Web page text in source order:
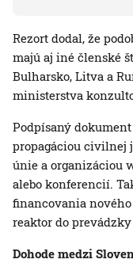
Rezort dodal, že
majú aj iné členské
Bulharsko, Litva a
ministerstva
Podpísaný
propagáciou civilnej
únie a organizáciou
alebo konferencií.
financovania
reaktor do
Dohode medzi